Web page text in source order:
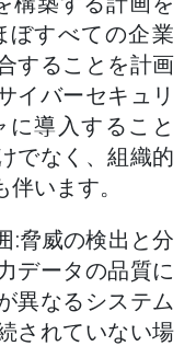
ぼすべての企業
することを計画
イバーセキュリ
導入すること
でなく、組織的
います。
:脅威の検出と分
データの品質に
異なるシステム
されていない場